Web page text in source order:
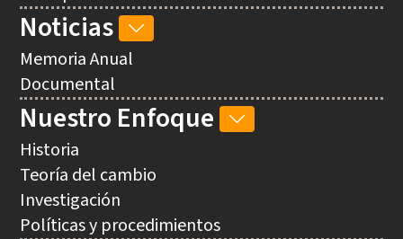
Noticias
NOTICIAS
Memoria Anual
Documental
Nuestro Enfoque
NUESTRO
Historia
Teoría del cambio
Investigación
Políticas y procedimientos